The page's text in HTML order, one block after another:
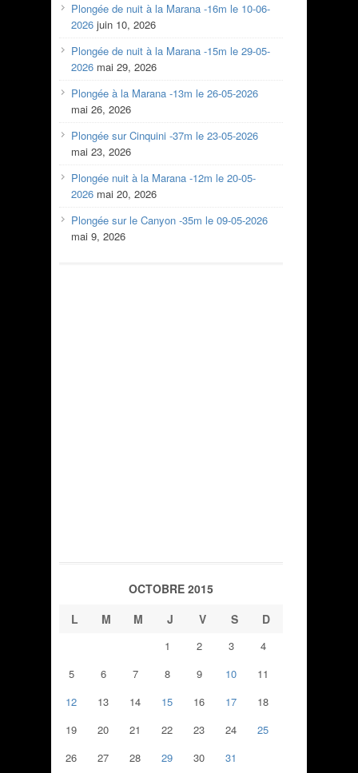
Plongée de nuit à la Marana -16m le 10-06-
2026 juin 10, 2026
Plongée de nuit à la Marana -15m le 29-05-
2026 mai 29, 2026
Plongée à la Marana -13m le 26-05-2026
mai 26, 2026
Plongée sur Cinquini -37m le 23-05-2026
mai 23, 2026
Plongée nuit à la Marana -12m le 20-05-
2026 mai 20, 2026
Plongée sur le Canyon -35m le 09-05-2026
mai 9, 2026
OCTOBRE 2015
L
M M J V S D
1 2 3
4
5
6 7 8 9 10
11
12
13 14 15 16 17
18
19
20 21 22 23 24
25
26
27 28 29 30 31